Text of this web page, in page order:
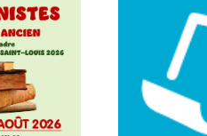
2026
du 5 au
Plus